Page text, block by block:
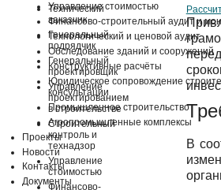
Технический
заказчик
Генеральный
подрядчик
Генеральный
проектировщик
Управление
проектированием
в строительстве
Строительный
контроль и
технадзор
Управление
стоимостью
Финансово-
Управление стоимостью
Финансово-строительный аудит и
Технологический и ценовой аудит
Обследование зданий и сооружений
Конструктивные расчёты
Юридическое сопровождение
консультации
Промышленное строительство
Агропромышленные комплексы
Проекты
Новости
Контакты
Документы
В